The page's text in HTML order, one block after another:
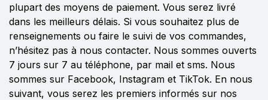
plupart des moyens de paiement. Vous serez livré
dans les meilleurs délais. Si vous souhaitez plus de
renseignements ou faire le suivi de vos commandes,
n’hésitez pas à nous contacter. Nous sommes ouverts
7 jours sur 7 au téléphone, par mail et sms. Nous
sommes sur Facebook, Instagram et TikTok. En nous
suivant, vous serez les premiers informés sur nos